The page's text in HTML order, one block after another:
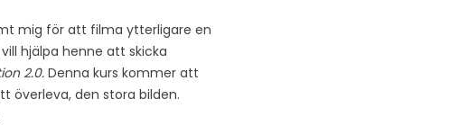
mig för att filma ytterligare en
hjälpa henne att skicka
2.0.Denna kurs kommer att
överleva, den stora bilden.